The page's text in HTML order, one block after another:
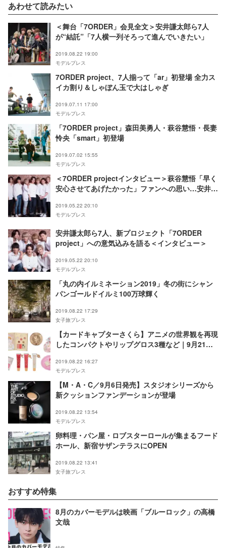
あわせて読みたい
＜舞台「7ORDER」会見全文＞安井謙太郎ら7人
が“結託”「7人横一列そろって進んでいきたい」
2019.08.22 19:00
モデルプレス
7ORDER project、7人揃って「ar」初登場 全力ス
イカ割り＆しゃぼん玉で大はしゃぎ
2019.07.11 17:00
モデルプレス
「7ORDER project」森田美勇人・萩谷慧悟・長妻
怜央「smart」初登場
2019.07.02 15:55
モデルプレス
＜7ORDER projectインタビュー＞萩谷慧悟「早く
安心させてあげたかった」ファンへの思い…安井謙
2019.05.22 20:10
モデルプレス
安井謙太郎ら7人、新プロジェクト「7ORDER
project」への意気込みを語る＜インタビュー＞
2019.05.22 20:10
モデルプレス
「丸の内イルミネーション2019」冬の街にシャン
パンゴールドイルミ100万球輝く
2019.08.22 17:29
女子旅プレス
【カードキャプターさくら】アニメの世界観を再現
したコンパクトやリップグロス3種など｜9月21日
2019.08.22 16:27
モデルプレス
【M・A・C／9月6日発売】スタジオシリーズから
新クッションファンデーションが登場
2019.08.22 13:54
モデルプレス
卵料理・パン屋・ロブスターロールが集まるフード
ホール、新宿サザンテラスにOPEN
2019.08.22 13:41
女子旅プレス
おすすめ特集
8月のカバーモデルは映画「ブルーロック」の高橋
文哉